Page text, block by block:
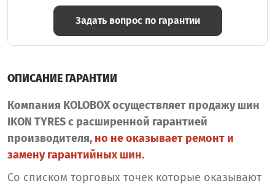
Задать вопрос по гарантии
ОПИСАНИЕ ГАРАНТИИ
Компания KOLOBOX осуществляет продажу шин
IKON TYRES с расширенной гарантией
производителя, но не оказывает ремонт и
замену гарантийных шин.
Со списком торговых точек которые оказывают